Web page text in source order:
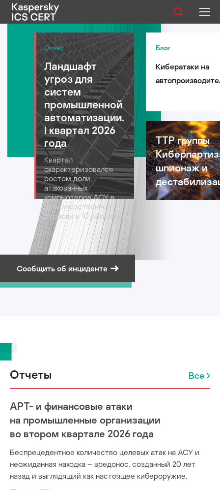
Публикации
Услуги
Уязвимости
Статистика
Русский
Отчет
Ландшафт
угроз для
систем
промышленной
автоматизации.
I квартал 2026
года
Квартал
охарактеризовался
ростом доли
атакованных
компьютеров АСУ в
производственной
отрасли в 10 регионах
Блог
Кибератаки на
компании: риски
автомобильной
индустрии в 2026
году
TTP группы
шпионаж и
Сообщить об инциденте
Подписаться на рассылку
Отчеты Все
APT- и финансовые атаки
на промышленные организации
во втором квартале 2026 года
Беспрецедентное количество целевых атак на АСУ и
неожиданная находка – вредонос, созданный 20 лет
назад и выглядящий как настоящее кибероружие.